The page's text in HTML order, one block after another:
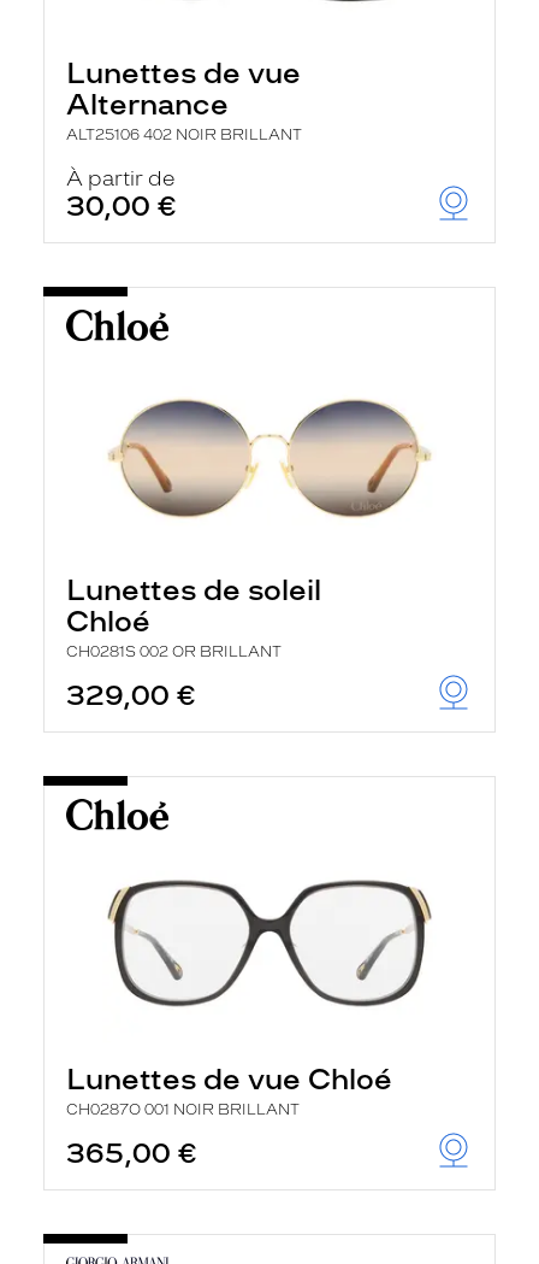
Lunettes de vue
Alternance
ALT25106 402 NOIR BRILLANT
À partir de
30,00 €
Lunettes de soleil
Chloé
CH0281S 002 OR BRILLANT
329,00 €
Lunettes de vue Chloé
CH0287O 001 NOIR BRILLANT
365,00 €